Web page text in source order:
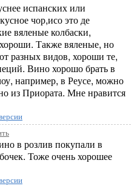
испанских или
чор,исо это де
вяленые колбаски,
Также вяленые, но
разных видов, хороши те,
Вино хорошо брать в
например, в Реусе, можно
из Приората. Мне нравится
в розлив покупали в
Тоже очень хорошее